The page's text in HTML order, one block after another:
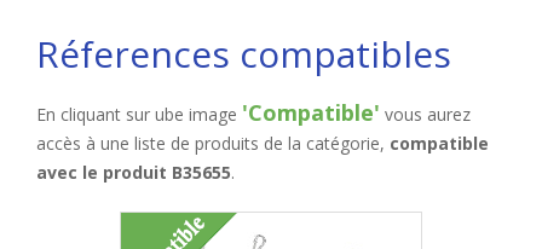
Réferences compatibles
En cliquant sur ube image 'Compatible' vous aurez
accès à une liste de produits de la catégorie, compatible
avec le produit B35655.